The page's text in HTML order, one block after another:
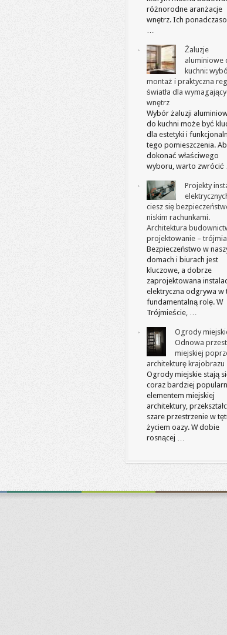
różnorodne aranżacje
wnętrz. Ich
…
Żaluzje
aluminiowe
kuchni:
montaż i praktyczna
światła dla
wnętrz
Wybór żaluzji
do kuchni może być
dla estetyki i
tego pomieszczenia.
dokonać właściwego
wyboru, warto
Projekty
ciesz się
niskim rachunkami.
Architektura
projektowanie –
Bezpieczeństwo w
domach i biurach jest
kluczowe, a dobrze
zaprojektowana
elektryczna odgrywa w
fundamentalną rolę. W
Trójmieście, …
Ogrody
Odnowa
miejskiej
architekturę krajobrazu
Ogrody miejskie stają
coraz bardziej
elementem miejskiej
architektury,
szare przestrzenie w
życiem oazy. W dobie
rosnącej …